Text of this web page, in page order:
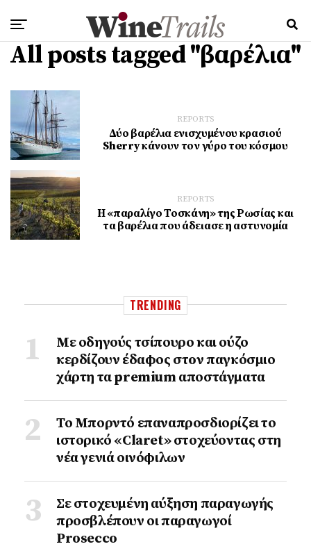
All posts tagged "βαρέλια"
REPORTS
Δύο βαρέλια ενισχυμένου κρασιού
Sherry κάνουν τον γύρο του κόσμου
REPORTS
Η «παραλίγο Τοσκάνη» της Ρωσίας και
τα βαρέλια που άδειασε η αστυνομία
TRENDING
Με οδηγούς τσίπουρο και ούζο
κερδίζουν έδαφος στoν παγκόσμιο
χάρτη τα premium αποστάγματα
Το Μπορντό επαναπροσδιορίζει το
ιστορικό «Claret» στοχεύοντας στη
νέα γενιά οινόφιλων
Σε στοχευμένη αύξηση παραγωγής
προσβλέπουν οι παραγωγοί
Prosecco